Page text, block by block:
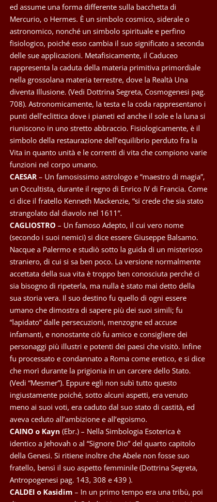
ed assume una forma differente sulla bacchetta di
Mercurio, o Hermes. È un simbolo cosmico, siderale o
astronomico, nonché un simbolo spirituale e perfino
fisiologico, poiché esso cambia il suo significato a seconda
delle sue applicazioni. Metafisicamente, il Caduceo
rappresenta la caduta della materia primitiva primordiale
nella grossolana materia terrestre, dove la Realtà Una
diventa Illusione. (Vedi Dottrina Segreta, Cosmogenesi pag.
708). Astronomicamente, la testa e la coda rappresentano i
punti dell’eclittica dove i pianeti ed anche il sole e la luna si
riuniscono in uno stretto abbraccio. Fisiologicamente, è il
simbolo della restaurazione dell’equilibrio perduto fra la
Vita in quanto unità e le correnti di vita che compiono varie
funzioni nel corpo umano.
CAESAR – Un famosissimo astrologo e “maestro di magia”,
un Occultista, durante il regno di Enrico IV di Francia. Come
ci dice il fratello Kenneth Mackenzie, “si crede che sia stato
strangolato dal diavolo nel 1611”.
CAGLIOSTRO – Un famoso Adepto, il cui vero nome
(secondo i suoi nemici) si dice essere Giuseppe Balsamo.
Nacque a Palermo e studiò sotto la guida di un misterioso
straniero, di cui si sa ben poco. La versione normalmente
accettata della sua vita è troppo ben conosciuta perché ci
sia bisogno di ripeterla, ma nulla è stato mai detto della
sua storia vera. Il suo destino fu quello di ogni essere
umano che dimostra di sapere più dei suoi simili; fu
“lapidato” dalle persecuzioni, menzogne ed accuse
infamanti, e nonostante ciò fu amico e consigliere dei
personaggi più illustri e potenti dei paesi che visitò. Infine
fu processato e condannato a Roma come eretico, e si dice
che morì durante la prigionia in un carcere dello Stato.
(Vedi “Mesmer”). Eppure egli non subì tutto questo
ingiustamente poiché, sotto alcuni aspetti, era venuto
meno ai suoi voti, era caduto dal suo stato di castità, ed
aveva ceduto all’ambizione e all’egoismo.
CAINO o Kayn (Ebr.) – Nella Simbologia Esoterica è
identico a Jehovah o al “Signore Dio” del quarto capitolo
della Genesi. Si ritiene inoltre che Abele non fosse suo
fratello, bensì il suo aspetto femminile (Dottrina Segreta,
Antropogenesi pag. 143, 308 e 439 ).
CALDEI o Kasidim – In un primo tempo era una tribù, poi